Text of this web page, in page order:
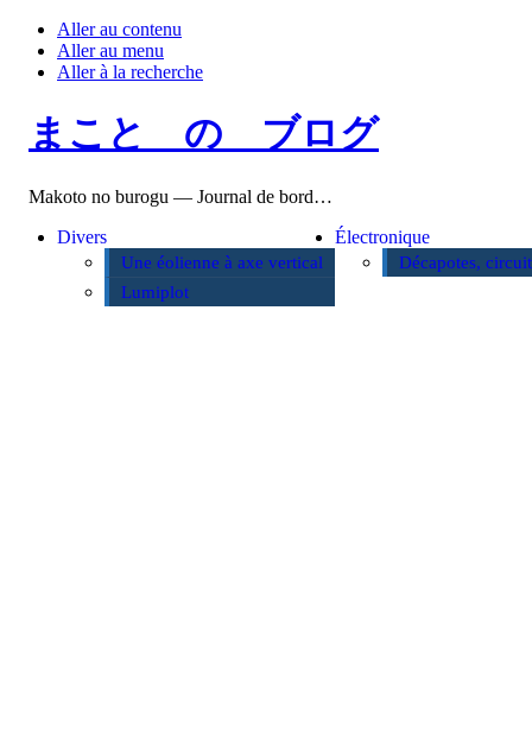
Aller au contenu
Aller au menu
Aller à la recherche
まこと の ブログ
Makoto no burogu — Journal de bord…
Divers
Une éolienne à axe vertical
Lumiplot
Électronique
Décapotes,